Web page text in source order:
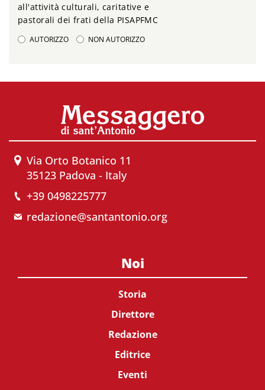
all'attività culturali, caritative e
pastorali dei frati della PISAPFMC
AUTORIZZO NON AUTORIZZO
Via Orto Botanico 11
35123 Padova - Italy
+39 0498225777
redazione@santantonio.org
Noi
Storia
Direttore
Redazione
Editrice
Eventi